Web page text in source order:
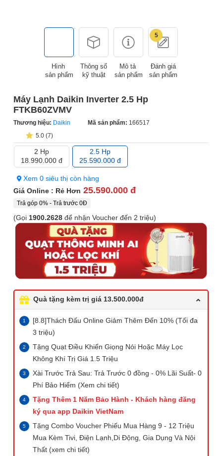
Hình
sản phẩm
Thông số
kỹ thuật
Mô tả
sản phẩm
5
Đánh giá
sản phẩm
Máy Lạnh Daikin Inverter 2.5 Hp
FTKB60ZVMV
Thương hiệu: Daikin Mã sản phẩm: 166517
5.0 (7)
2 Hp
18.990.000 đ
2.5 Hp
25.590.000 đ
Xem 0 siêu thị còn hàng
Giá Online : Rẻ Hơn 25.590.000 đ
Trả góp 0% - Trả trước 0Đ
(Gọi 1900.2628 để nhận Voucher đến 2 triệu)
Quà tặng kèm trị giá 13.500.000đ
[8.8]Thách Đấu Online Giảm Thêm Đến 10% (Tối đa
3 triệu)
Tặng Quạt Điều Khiển Giọng Nói Hoặc Máy Lọc
Không Khí Trị Giá 1.5 Triệu
Xài Trước Trả Sau: Trả Trước 0 đồng - 0% Lãi Suất- 0
Phí Bảo Hiểm (Xem chi tiết)
Tặng Thêm 1 Năm Bảo Hành - Khách hàng đăng
ký qua app Daikin VietNam
Tặng Combo Voucher Phiếu Mua Hàng 9 - 12 Triệu
Mua Kèm Tivi, Điện Lạnh,Di Động, Gia Dụng Và Nội
Thất (xem chi tiết)